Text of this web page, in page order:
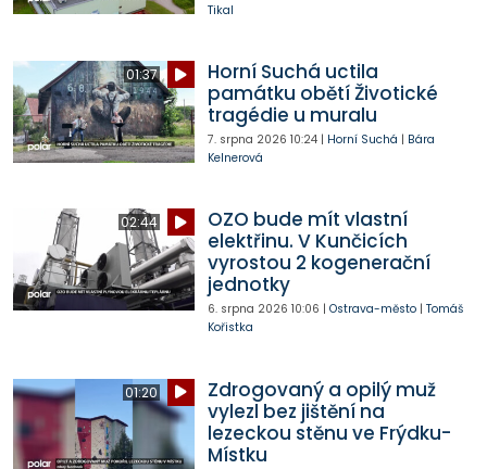
Tikal
01:37
Horní Suchá uctila
památku obětí Životické
tragédie u muralu
7. srpna 2026 10:24| Horní Suchá | Bára
Kelnerová
02:44
OZO bude mít vlastní
elektřinu. V Kunčicích
vyrostou 2 kogenerační
jednotky
6. srpna 2026 10:06 | Ostrava-město| Tomáš
Kořistka
01:20
Zdrogovaný a opilý muž
vylezl bez jištění na
lezeckou stěnu ve Frýdku-
Místku